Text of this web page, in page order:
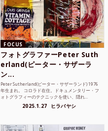
FOCUS
フォトグラファーPeter Suth
erland(ピーター・サザーラ
ン...
Peter Sutherland(ピーター・サザーランド) 1976
年生まれ。 コロラド在住。ドキュメンタリー・フ
ォトグラフィーのテクニックを使い、隠れ...
2025.1.27 ヒラバヤシ